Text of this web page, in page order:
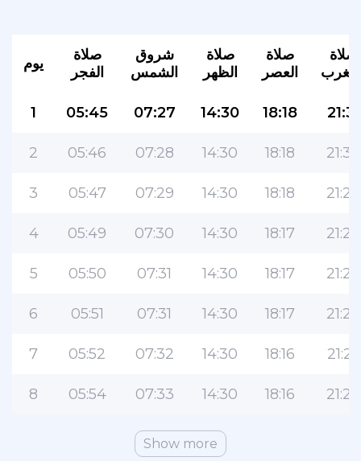
يوم
صلاة
الفجر
شروق
الشمس
صلاة
الظهر
صلاة
العصر
صلاة
1 05:45 07:27 14:30 18:18 21:31
2 05:46 07:28 14:30 18:18 21:30
3 05:47 07:29 14:30 18:18 21:29
4 05:49 07:30 14:30 18:17 21:28
5 05:50 07:31 14:30 18:17 21:27
6 05:51 07:31 14:30 18:17 21:26
7 05:52 07:32 14:30 18:16 21:25
8 05:54 07:33 14:30 18:16 21:23
Show more